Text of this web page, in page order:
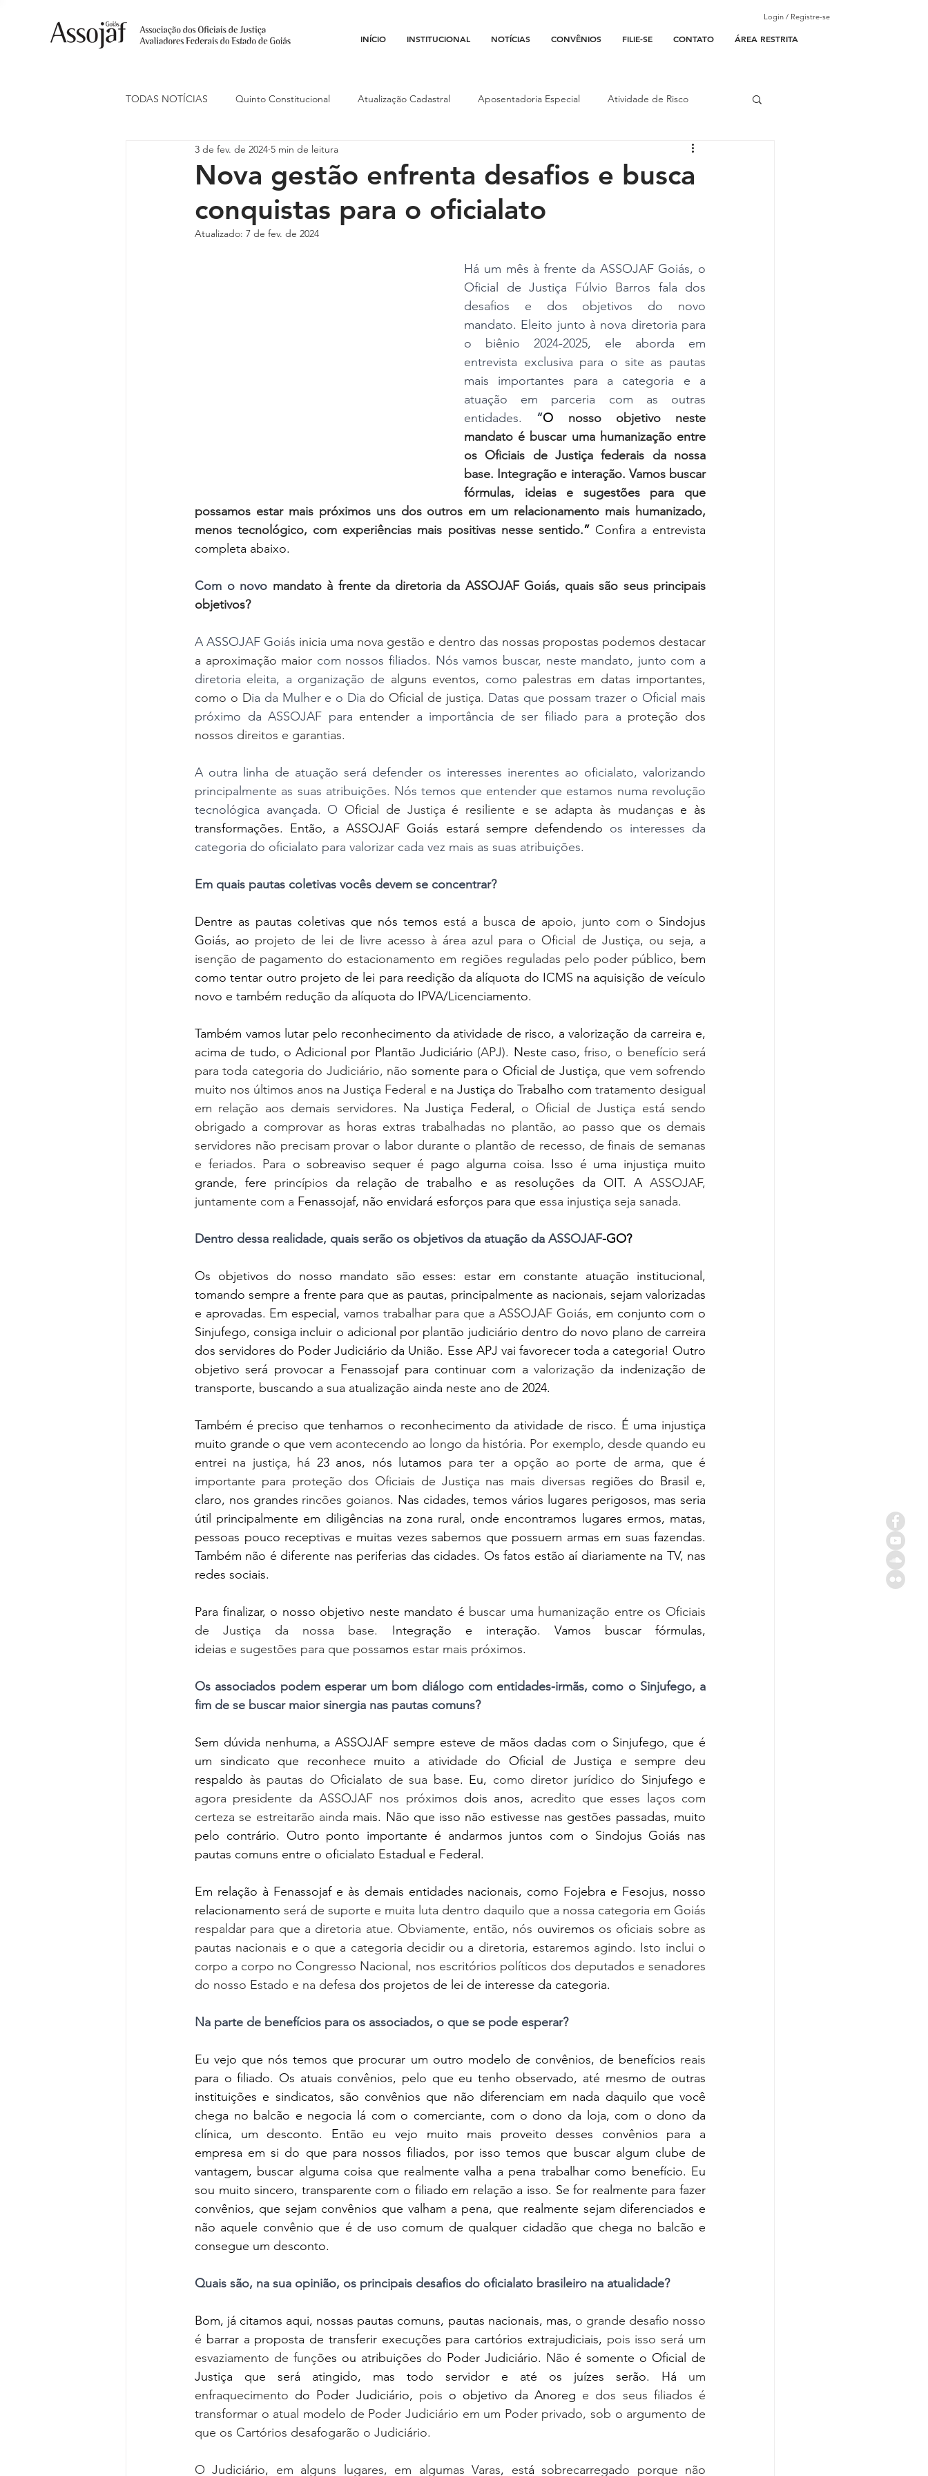
INÍCIO INSTITUCIONAL NOTÍCIAS CONVÊNIOS FILIE-SE CONTATO ÁREA RESTRITA
Login / Registre-se
TODAS NOTÍCIAS Quinto Constitucional Atualização Cadastral Aposentadoria Especial Atividade de Risco
Ações Judiciais Carreira Conojaf
Indenização de Transporte Isenção Fiscal Justiça do Trabalho
Pedágio Pleitos da Assojaf-GO Plantão
Reforma Administrativa Covid-19
Nova gestão enfrenta desafios e busca
conquistas para o oficialato
3 de fev. de 2024 5 min de leitura
Atualizado: 7 de fev. de 2024
Há um mês à frente da ASSOJAF Goiás, o
Oficial de Justiça Fúlvio Barros fala dos
desafios e dos objetivos do novo
mandato. Eleito junto à nova diretoria para
o biênio 2024-2025, ele aborda em
entrevista exclusiva para o site as pautas
mais importantes para a categoria e a
atuação em parceria com as outras
entidades. “O nosso objetivo neste
mandato é buscar uma humanização entre
os Oficiais de Justiça federais da nossa
base. Integração e interação. Vamos buscar
fórmulas, ideias e sugestões para que
possamos estar mais próximos uns dos outros em um relacionamento mais humanizado,
menos tecnológico, com experiências mais positivas nesse sentido.” Confira a entrevista
completa abaixo.
Com o novo mandato à frente da diretoria da ASSOJAF Goiás, quais são seus principais
objetivos?
A ASSOJAF Goiás inicia uma nova gestão e dentro das nossas propostas podemos destacar
a aproximação maior com nossos filiados. Nós vamos buscar, neste mandato, junto com a
diretoria eleita, a organização de alguns eventos, como palestras em datas importantes,
como o Dia da Mulher e o Dia do Oficial de justiça. Datas que possam trazer o Oficial mais
próximo da ASSOJAF para entender a importância de ser filiado para a proteção dos
nossos direitos e garantias.
A outra linha de atuação será defender os interesses inerentes ao oficialato, valorizando
principalmente as suas atribuições. Nós temos que entender que estamos numa revolução
tecnológica avançada. O Oficial de Justiça é resiliente e se adapta às mudanças e às
transformações. Então, a ASSOJAF Goiás estará sempre defendendo os interesses da
categoria do oficialato para valorizar cada vez mais as suas atribuições.
Em quais pautas coletivas vocês devem se concentrar?
Dentre as pautas coletivas que nós temos está a busca de apoio, junto com o Sindojus
Goiás, ao projeto de lei de livre acesso à área azul para o Oficial de Justiça, ou seja, a
isenção de pagamento do estacionamento em regiões reguladas pelo poder público, bem
como tentar outro projeto de lei para reedição da alíquota do ICMS na aquisição de veículo
novo e também redução da alíquota do IPVA/Licenciamento.
Também vamos lutar pelo reconhecimento da atividade de risco, a valorização da carreira e,
acima de tudo, o Adicional por Plantão Judiciário (APJ). Neste caso, friso, o benefício será
para toda categoria do Judiciário, não somente para o Oficial de Justiça, que vem sofrendo
muito nos últimos anos na Justiça Federal e na Justiça do Trabalho com tratamento desigual
em relação aos demais servidores. Na Justiça Federal, o Oficial de Justiça está sendo
obrigado a comprovar as horas extras trabalhadas no plantão, ao passo que os demais
servidores não precisam provar o labor durante o plantão de recesso, de finais de semanas
e feriados. Para o sobreaviso sequer é pago alguma coisa. Isso é uma injustiça muito
grande, fere princípios da relação de trabalho e as resoluções da OIT. A ASSOJAF,
juntamente com a Fenassojaf, não envidará esforços para que essa injustiça seja sanada.
Dentro dessa realidade, quais serão os objetivos da atuação da ASSOJAF-GO?
Os objetivos do nosso mandato são esses: estar em constante atuação institucional,
tomando sempre a frente para que as pautas, principalmente as nacionais, sejam valorizadas
e aprovadas. Em especial, vamos trabalhar para que a ASSOJAF Goiás, em conjunto com o
Sinjufego, consiga incluir o adicional por plantão judiciário dentro do novo plano de carreira
dos servidores do Poder Judiciário da União. Esse APJ vai favorecer toda a categoria! Outro
objetivo será provocar a Fenassojaf para continuar com a valorização da indenização de
transporte, buscando a sua atualização ainda neste ano de 2024.
Também é preciso que tenhamos o reconhecimento da atividade de risco. É uma injustiça
muito grande o que vem acontecendo ao longo da história. Por exemplo, desde quando eu
entrei na justiça, há 23 anos, nós lutamos para ter a opção ao porte de arma, que é
importante para proteção dos Oficiais de Justiça nas mais diversas regiões do Brasil e,
claro, nos grandes rincões goianos. Nas cidades, temos vários lugares perigosos, mas seria
útil principalmente em diligências na zona rural, onde encontramos lugares ermos, matas,
pessoas pouco receptivas e muitas vezes sabemos que possuem armas em suas fazendas.
Também não é diferente nas periferias das cidades. Os fatos estão aí diariamente na TV, nas
redes sociais.
Para finalizar, o nosso objetivo neste mandato é buscar uma humanização entre os Oficiais
de Justiça da nossa base. Integração e interação. Vamos buscar fórmulas,
ideias e sugestões para que possamos estar mais próximos.
Os associados podem esperar um bom diálogo com entidades-irmãs, como o Sinjufego, a
fim de se buscar maior sinergia nas pautas comuns?
Sem dúvida nenhuma, a ASSOJAF sempre esteve de mãos dadas com o Sinjufego, que é
um sindicato que reconhece muito a atividade do Oficial de Justiça e sempre deu
respaldo às pautas do Oficialato de sua base. Eu, como diretor jurídico do Sinjufego e
agora presidente da ASSOJAF nos próximos dois anos, acredito que esses laços com
certeza se estreitarão ainda mais. Não que isso não estivesse nas gestões passadas, muito
pelo contrário. Outro ponto importante é andarmos juntos com o Sindojus Goiás nas
pautas comuns entre o oficialato Estadual e Federal.
Em relação à Fenassojaf e às demais entidades nacionais, como Fojebra e Fesojus, nosso
relacionamento será de suporte e muita luta dentro daquilo que a nossa categoria em Goiás
respaldar para que a diretoria atue. Obviamente, então, nós ouviremos os oficiais sobre as
pautas nacionais e o que a categoria decidir ou a diretoria, estaremos agindo. Isto inclui o
corpo a corpo no Congresso Nacional, nos escritórios políticos dos deputados e senadores
do nosso Estado e na defesa dos projetos de lei de interesse da categoria.
Na parte de benefícios para os associados, o que se pode esperar?
Eu vejo que nós temos que procurar um outro modelo de convênios, de benefícios
para o filiado. Os atuais convênios, pelo que eu tenho observado, até mesmo de outras
instituições e sindicatos, são convênios que não diferenciam em nada daquilo que você
chega no balcão e negocia lá com o comerciante, com o dono da loja, com o dono da
clínica, um desconto. Então eu vejo muito mais proveito desses convênios para a
empresa em si do que para nossos filiados, por isso temos que buscar algum clube de
vantagem, buscar alguma coisa que realmente valha a pena trabalhar como benefício. Eu
sou muito sincero, transparente com o filiado em relação a isso. Se for realmente para fazer
convênios, que sejam convênios que valham a pena, que realmente sejam diferenciados e
não aquele convênio que é de uso comum de qualquer cidadão que chega no balcão e
consegue um desconto.
Quais são, na sua opinião, os principais desafios do oficialato brasileiro na atualidade?
Bom, já citamos aqui, nossas pautas comuns, pautas nacionais, mas, o grande desafio nosso
é barrar a proposta de transferir execuções para cartórios extrajudiciais, pois isso será um
esvaziamento de funções ou atribuições do Poder Judiciário. Não é somente o Oficial de
Justiça que será atingido, mas todo servidor e até os juízes serão. Há um
enfraquecimento do Poder Judiciário, pois o objetivo da Anoreg e dos seus filiados é
transformar o atual modelo de Poder Judiciário em um Poder privado, sob o argumento de
que os Cartórios desafogarão o Judiciário.
O Judiciário, em alguns lugares, em algumas Varas, está sobrecarregado porque não